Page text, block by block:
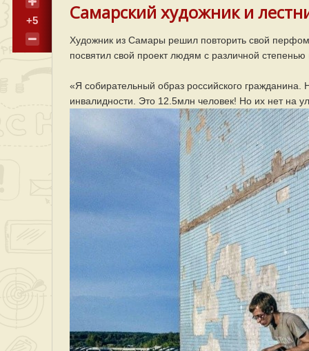
+5 Самарский художник и
Художник из Самары решил повторить свой
посвятил свой проект людям с различной степенью
«Я собирательный образ российского
инвалидности. Это 12.5млн человек! Но их нет на